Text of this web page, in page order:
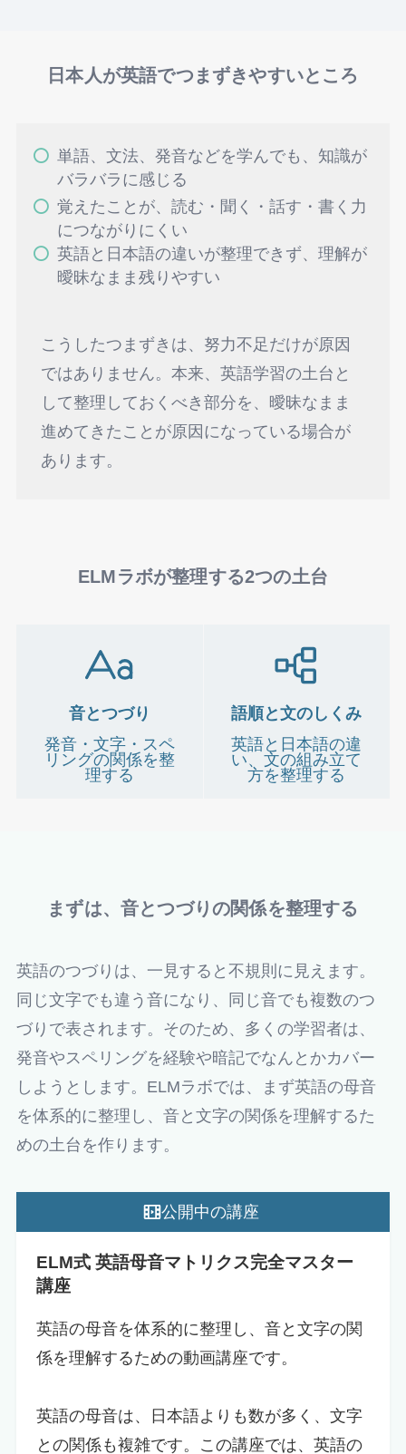
日本人が英語でつまずきやすいところ
単語、文法、発音などを学んでも、知識が
バラバラに感じる
覚えたことが、読む・聞く・話す・書く力
につながりにくい
英語と日本語の違いが整理できず、理解が
曖昧なまま残りやすい
こうしたつまずきは、努力不足だけが原因
ではありません。本来、英語学習の土台と
して整理しておくべき部分を、曖昧なまま
進めてきたことが原因になっている場合が
あります。
ELMラボが整理する2つの土台
音とつづり
発音・文字・スペ
リングの関係を整
理する
語順と文のしくみ
英語と日本語の違
い、文の組み立て
方を整理する
まずは、音とつづりの関係を整理する
英語のつづりは、一見すると不規則に見えます。
同じ文字でも違う音になり、同じ音でも複数のつ
づりで表されます。そのため、多くの学習者は、
発音やスペリングを経験や暗記でなんとかカバー
しようとします。ELMラボでは、まず英語の母音
を体系的に整理し、音と文字の関係を理解するた
めの土台を作ります。
公開中の講座
ELM式 英語母音マトリクス完全マスター
講座
英語の母音を体系的に整理し、音と文字の関
係を理解するための動画講座です。
英語の母音は、日本語よりも数が多く、文字
との関係も複雑です。この講座では、英語の